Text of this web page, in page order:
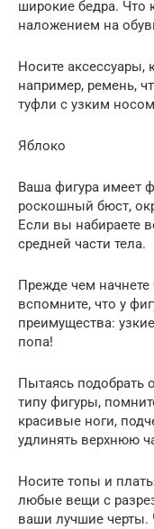
широкие бедра. Что
наложением на
Носите аксессуары,
например, ремень,
туфли с узким
Яблоко
Ваша фигура имеет
роскошный бюст,
Если вы набираете
средней части тела.
Прежде чем начнете
вспомните, что у
преимущества:
попа!
Пытаясь подобрать
типу фигуры,
красивые ноги,
удлинять верхнюю
Носите топы и
любые вещи с
ваши лучшие